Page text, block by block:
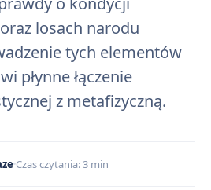
losach narodu
tych elementów
płynne łączenie
z metafizyczną.
Czas czytania: 3 min